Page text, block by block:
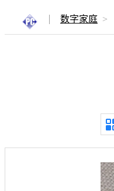
数字家庭 >